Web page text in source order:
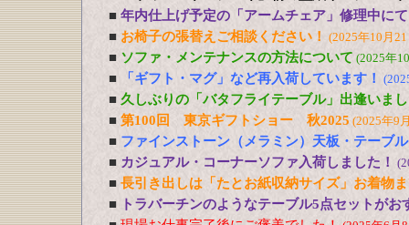
■ 年内仕上げ予定の「アームチェア」修理中にて
■ お椅子の張替えご相談ください！ (2025年10月
■ ソファ・メンテナンスの方法について (2025年
■ 「ギフト・マグ」など再入荷しています！
■ 久しぶりの「バタフライテーブル」出逢いま
■ 第100回 東京ギフトショー 秋2025 (2025年9
■ ファインストーン（メラミン）天板・テーブ
■ カジュアル・コーナーソファ入荷しました！
■ 長引き出しは「たとお紙収納サイズ」お着物
■
トラバーチンのようなテーブル5点セットが